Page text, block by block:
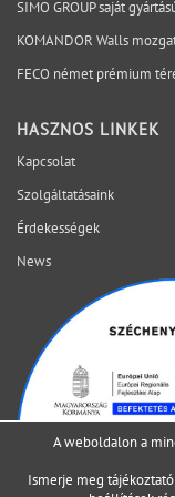
rendszerben
helyszínen váljon
lezárni még az
SIMO GROUP saját
KOMANDOR Walls
FECO német prémium
HASZNOS LINKEK
Kapcsolat
Szolgáltatásaink
Érdekességek
News
A weboldalon a
Ismerje meg